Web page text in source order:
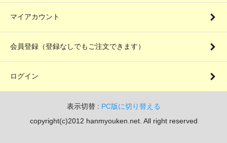
マイアカウント
会員登録（登録なしでもご注文できます）
ログイン
表示切替 : PC版に切り替える
copyright(c)2012 hanmyouken.net. All right reserved